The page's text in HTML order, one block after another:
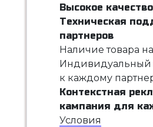
Высокое
Техническая
партнеров
Наличие товара
Индивидуальный
к каждому
Контекстная
кампания для
Условия